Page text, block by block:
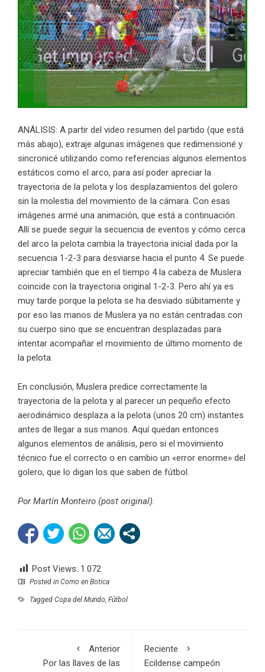
ANÁLISIS: A partir del video resumen del partido (que está
más abajo), extraje algunas imágenes que redimensioné y
sincronicé utilizando como referencias algunos elementos
estáticos como el arco, para así poder apreciar la
trayectoria de la pelota y los desplazamientos del golero
sin la molestia del movimiento de la cámara. Con esas
imágenes armé una animación, que está a continuación.
Allí se puede seguir la secuencia de eventos y cómo cerca
del arco la pelota cambia la trayectoria inicial dada por la
secuencia 1-2-3 para desviarse hacia el punto 4. Se puede
apreciar también que en el tiempo 4 la cabeza de Muslera
coincide con la trayectoria original 1-2-3. Pero ahí ya es
muy tarde porque la pelota se ha desviado súbitamente y
por eso las manos de Muslera ya no están centradas con
su cuerpo sino que se encuentran desplazadas para
intentar acompañar el movimiento de último momento de
la pelota.
En conclusión, Muslera predice correctamente la
trayectoria de la pelota y al parecer un pequeño efecto
aerodinámico desplaza a la pelota (unos 20 cm) instantes
antes de llegar a sus manos. Aquí quedan entonces
algunos elementos de análisis, pero si el movimiento
técnico fue el correcto o en cambio un «error enorme» del
golero, que lo digan los que saben de fútbol.
Por Martín Monteiro (post original).
Post Views: 1.072
Posted in Como en Botica
Tagged Copa del Mundo, Fútbol
Anterior
Por las llaves de las
Reciente
Ecildense campeón